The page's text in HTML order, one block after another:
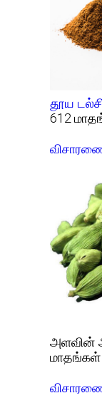
தூய
612
அளவின்
மாதங்கள்